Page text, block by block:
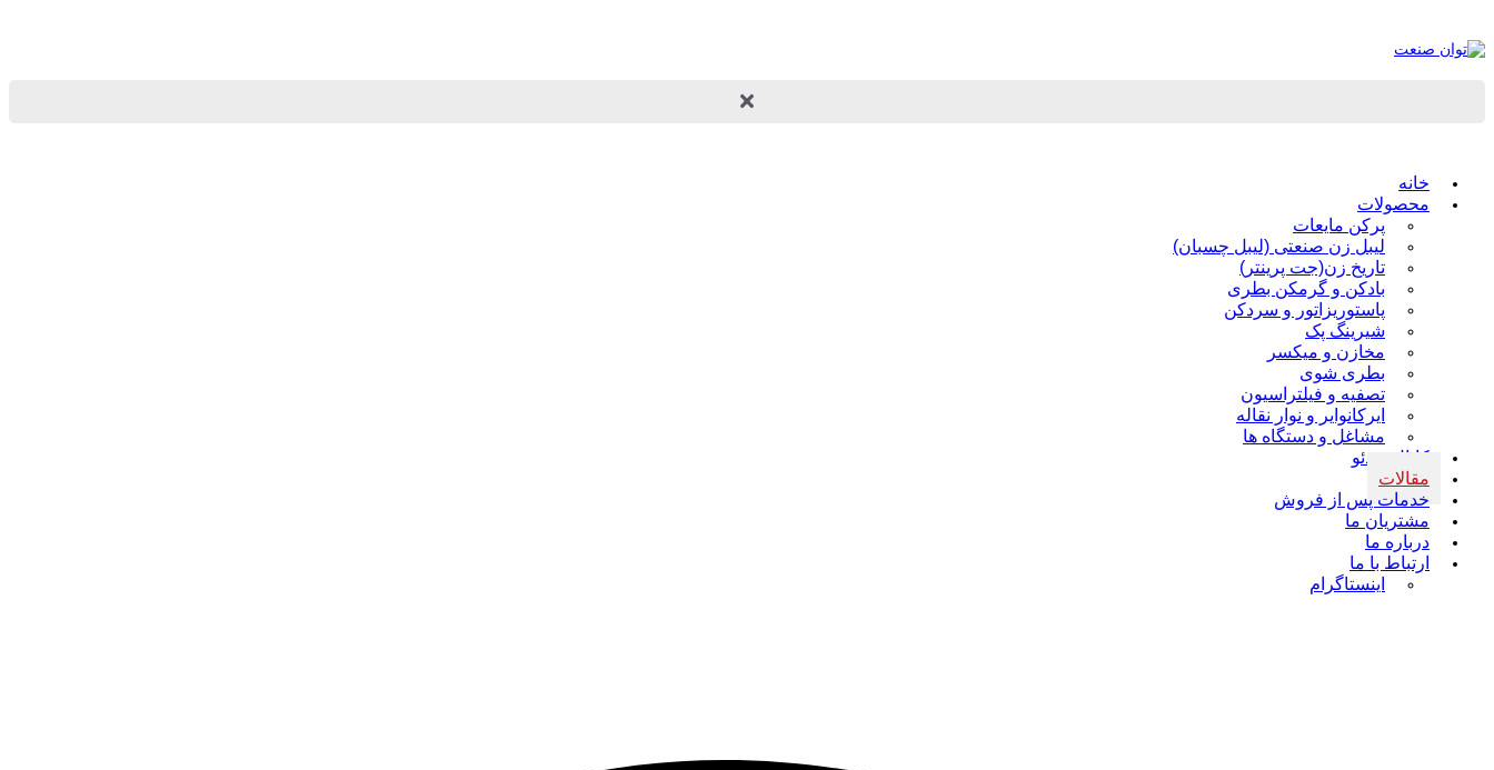
خانه
محصولات
پرکن مایعات
لیبل زن صنعتی (لیبل چسبان)
تاریخ زن(جت پرینتر)
بادکن و گرمکن بطری
پاستوریزاتور و سردکن
شیرینگ پک
مخازن و میکسر
بطری شوی
تصفیه و فیلتراسیون
ایرکانوایر و نوار نقاله
مشاغل و دستگاه ها
کانال ویدئو
مقالات
خدمات پس از فروش
مشتریان ما
درباره ما
ارتباط با ما
اینستاگرام